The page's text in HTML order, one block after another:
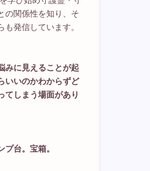
の関係性を知り、そ
も発信しています。
みに見えることが起
いいのかわからずど
てしまう場面があり
プ台。宝箱。